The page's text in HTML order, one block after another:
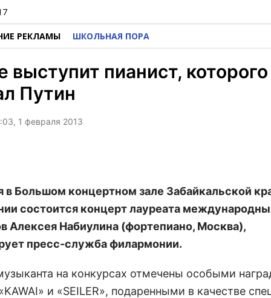
РЕКЛАМЫ ШКОЛЬНАЯ ПОРА
выступит пианист, которого
Путин
1 февраля 2013
в Большом концертном зале Забайкальской
состоится концерт лауреата
Алексея Набиулина (фортепиано, Москва),
пресс-служба филармонии.
на конкурсах отмечены особыми
и «SEILER», подаренными в качестве